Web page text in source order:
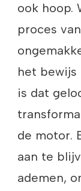
ook hoop.
proces
het bewijs
is dat
de motor.
aan te
ademen,